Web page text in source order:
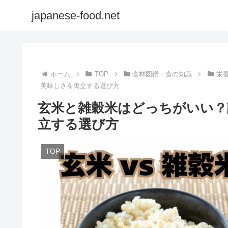
japanese-food.net
ホーム TOP 食材図鑑・食の知識
栄
美味しさを両立する選び方
玄米と雑穀米はどっちがいい
立する選び方
TOP